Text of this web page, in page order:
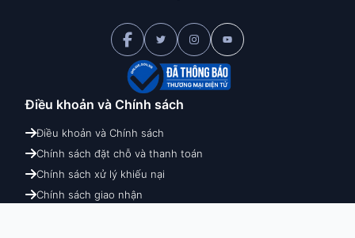
Điều khoản và Chính sách
Điều khoản và Chính sách
Chính sách đặt chỗ và thanh toán
Chính sách xử lý khiếu nại
Chính sách giao nhận